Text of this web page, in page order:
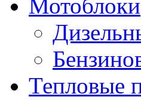
Мотоблоки
Тепловые